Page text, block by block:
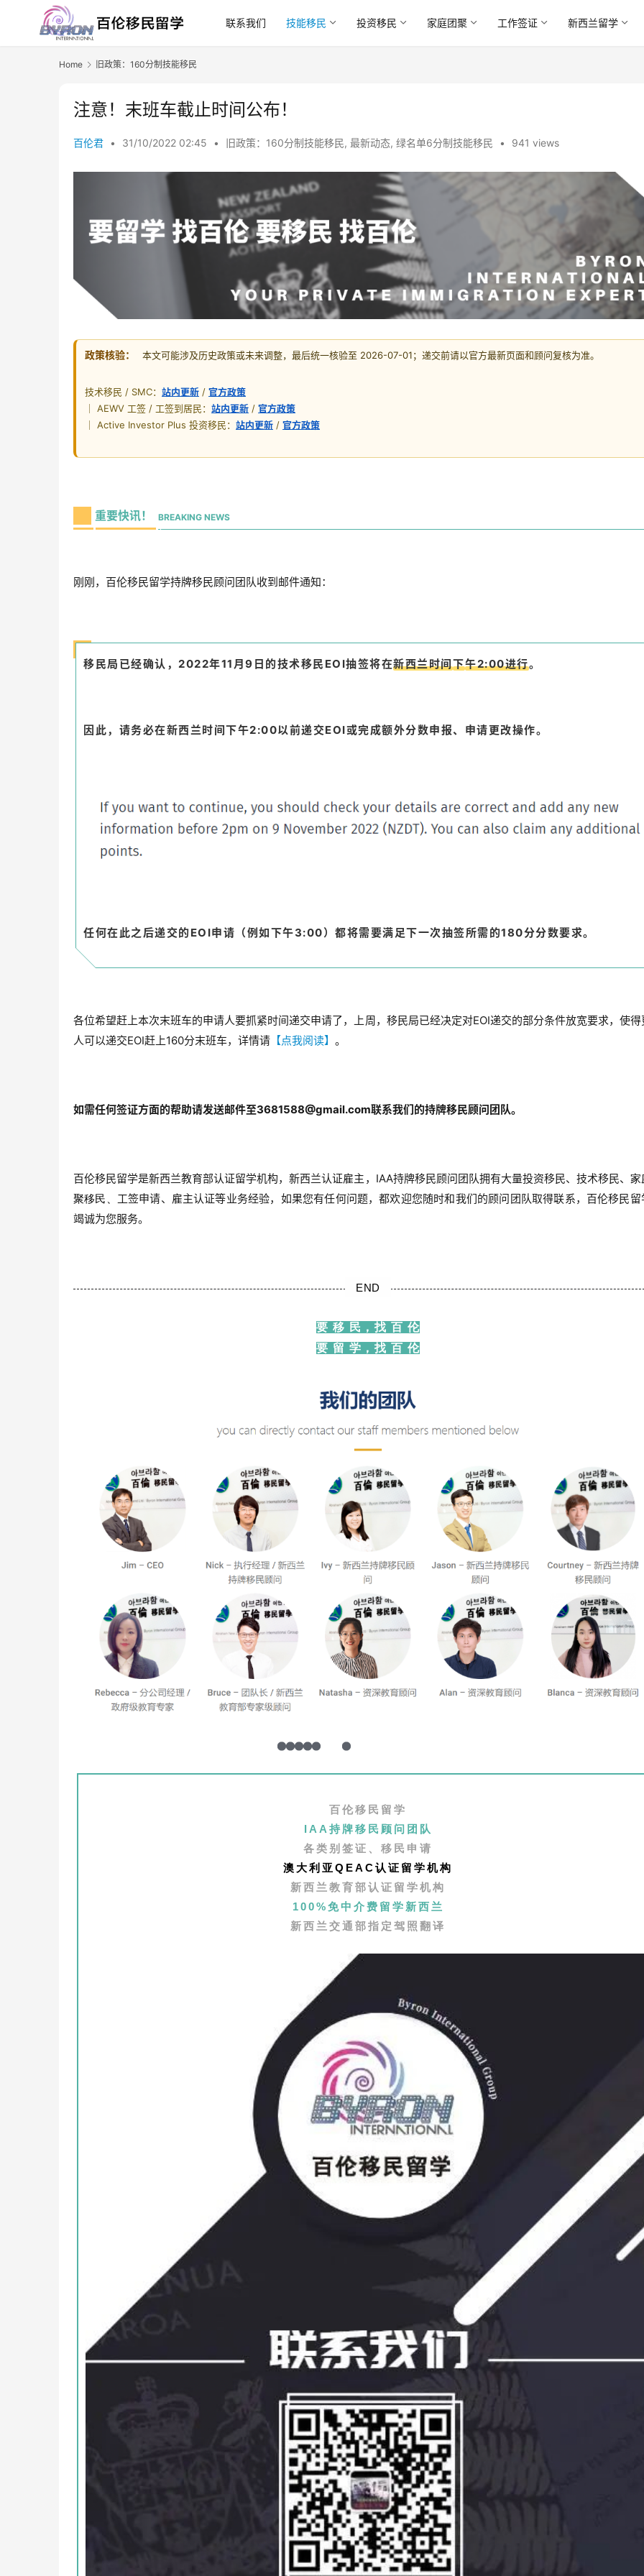
联系我们 技能移民 投资移民 家庭团聚 工作签证 新西兰留学
Home 旧政策：160分制技能移民
注意！末班车截止时间公布！
百伦君 • 31/10/2022 02:45 • 旧政策：160分制技能移民, 最新动态, 绿名单6分制技能移民 • 941 views
政策核验： 本文可能涉及历史政策或未来调整，最后统一核验至 2026-07-01；递交前请以官方最新页面和顾问复核为准。
技术移民 / SMC： 站内更新 / 官方政策
｜ AEWV 工签 / 工签到居民： 站内更新 / 官方政策
｜ Active Investor Plus 投资移民： 站内更新 / 官方政策
重要快讯！ BREAKING NEWS
刚刚，百伦移民留学持牌移民顾问团队收到邮件通知：
移民局已经确认，2022年11月9日的技术移民EOI抽签将在新西兰时间下午2:00进行。
因此，请务必在新西兰时间下午2:00以前递交EOI或完成额外分数申报、申请更改操作。
任何在此之后递交的EOI申请（例如下午3:00）都将需要满足下一次抽签所需的180分分数要求。
各位希望赶上本次末班车的申请人要抓紧时间递交申请了，上周，移民局已经决定对EOI递交的部分条件放宽要求，使得
人可以递交EOI赶上160分末班车，详情请 【点我阅读】 。
如需任何签证方面的帮助请发送邮件至3681588@gmail.com联系我们的持牌移民顾问团队。
百伦移民留学是新西兰教育部认证留学机构，新西兰认证雇主，IAA持牌移民顾问团队拥有大量投资移民、技术移民、 家
聚移民、 工签申请、雇主认证等业务经验，如果您有任何问题，都欢迎您随时和我们的顾问团队取得联系，百伦移民留
竭诚为您服务。
END
要 移 民，找 百 伦
要 留 学，找 百 伦
百伦移民留学
IAA持牌移民顾问团队
各类别签证、移民申请
澳大利亚QEAC认证留学机构
新西兰教育部认证留学机构
100%免中介费留学新西兰
新西兰交通部指定驾照翻译